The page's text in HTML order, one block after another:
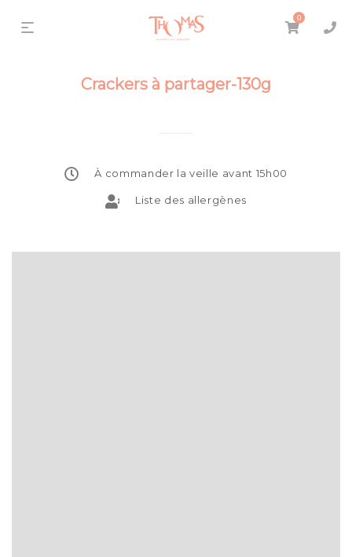
0
Crackers à partager-130g
À commander la veille avant 15h00
Liste des allergènes